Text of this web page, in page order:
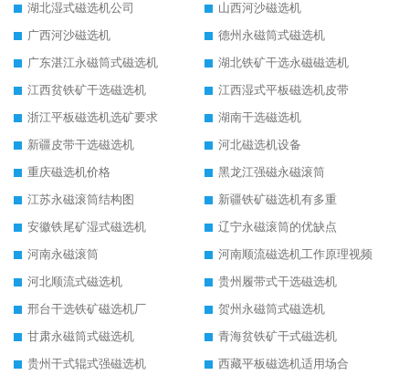
湖北湿式磁选机公司
山西河沙磁选机
广西河沙磁选机
德州永磁筒式磁选机
广东湛江永磁筒式磁选机
湖北铁矿干选永磁磁选机
江西贫铁矿干选磁选机
江西湿式平板磁选机皮带
浙江平板磁选机选矿要求
湖南干选磁选机
新疆皮带干选磁选机
河北磁选机设备
重庆磁选机价格
黑龙江强磁永磁滚筒
江苏永磁滚筒结构图
新疆铁矿磁选机有多重
安徽铁尾矿湿式磁选机
辽宁永磁滚筒的优缺点
河南永磁滚筒
河南顺流磁选机工作原理视频
河北顺流式磁选机
贵州履带式干选磁选机
邢台干选铁矿磁选机厂
贺州永磁筒式磁选机
甘肃永磁筒式磁选机
青海贫铁矿干式磁选机
贵州干式辊式强磁选机
西藏平板磁选机适用场合